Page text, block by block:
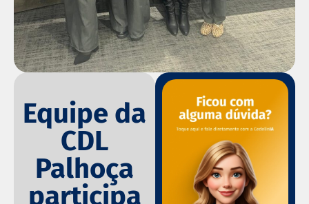
Equipe da
CDL
Palhoça
participa